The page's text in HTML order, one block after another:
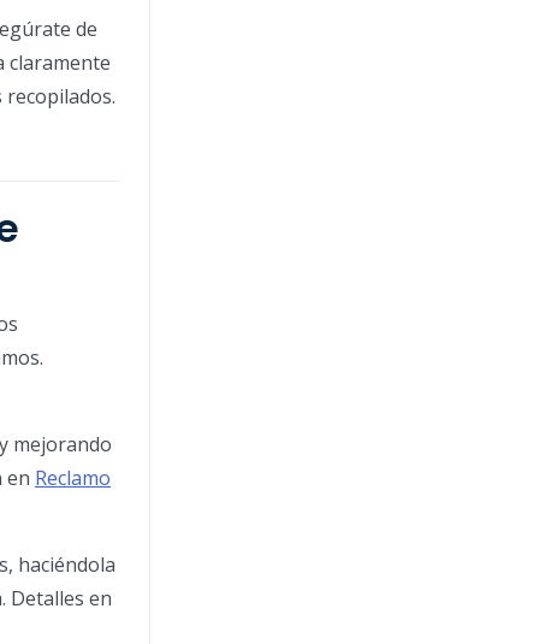
de
claramente
mejorando
en Reclamo
haciéndola
Detalles en